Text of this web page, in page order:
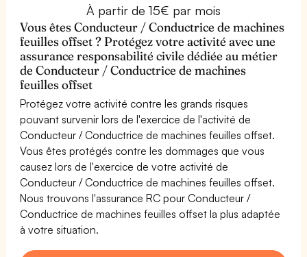
À partir de 15€ par mois
Vous êtes Conducteur / Conductrice de machines
feuilles offset ? Protégez votre activité avec une
assurance responsabilité civile dédiée au métier
de Conducteur / Conductrice de machines
feuilles offset
Protégez votre activité contre les grands risques
pouvant survenir lors de l'exercice de l'activité de
Conducteur / Conductrice de machines feuilles offset.
Vous êtes protégés contre les dommages que vous
causez lors de l'exercice de votre activité de
Conducteur / Conductrice de machines feuilles offset.
Nous trouvons l'assurance RC pour Conducteur /
Conductrice de machines feuilles offset la plus adaptée
à votre situation.